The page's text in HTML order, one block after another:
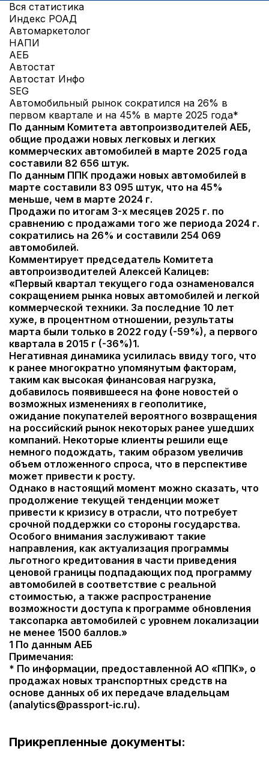
Вся статистика
Индекс РОАД
Автомаркетолог
НАПИ
АЕБ
Автостат
Автостат Инфо
SEG
Автомобильный рынок сократился на 26% в
первом квартале и на 45% в марте 2025 года*
По данным Комитета автопроизводителей АЕБ,
общие продажи новых легковых и легких
коммерческих автомобилей в марте 2025 года
составили 82 656 штук.
По данным ППК продажи новых автомобилей в
марте составили 83 095 штук, что на 45%
меньше, чем в марте 2024 г.
Продажи по итогам 3-х месяцев 2025 г. по
сравнению с продажами того же периода 2024 г.
сократились на 26% и составили 254 069
автомобилей.
Комментирует председатель Комитета
автопроизводителей Алексей Калицев:
«Первый квартал текущего года ознаменовался
сокращением рынка новых автомобилей и легкой
коммерческой техники. За последние 10 лет
хуже, в процентном отношении, результаты
марта были только в 2022 году (-59%), а первого
квартала в 2015 г (-36%)1.
Негативная динамика усилилась ввиду того, что
к ранее многократно упомянутым факторам,
таким как высокая финансовая нагрузка,
добавилось появившееся на фоне новостей о
возможных изменениях в геополитике,
ожидание покупателей вероятного возвращения
на российский рынок некоторых ранее ушедших
компаний. Некоторые клиенты решили еще
немного подождать, таким образом увеличив
объем отложенного спроса, что в перспективе
может привести к росту.
Однако в настоящий момент можно сказать, что
продолжение текущей тенденции может
привести к кризису в отрасли, что потребует
срочной поддержки со стороны государства.
Особого внимания заслуживают такие
направления, как актуализация программы
льготного кредитования в части приведения
ценовой границы подпадающих под программу
автомобилей в соответствие с реальной
стоимостью, а также распространение
возможности доступа к программе обновления
таксопарка автомобилей с уровнем локализации
не менее 1500 баллов.»
1 По данным АЕБ
Примечания:
* По информации, предоставленной АО «ППК», о
продажах новых транспортных средств на
основе данных об их передаче владельцам
(analytics@passport-ic.ru).
Прикрепленные документы: